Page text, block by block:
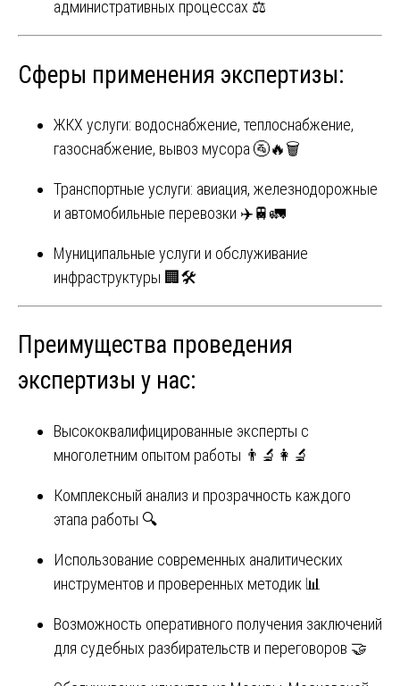
административных процессах ⚖️
Сферы применения экспертизы:
ЖКХ услуги: водоснабжение, теплоснабжение,
газоснабжение, вывоз мусора 🚰🔥🗑️
Транспортные услуги: авиация, железнодорожные
и автомобильные перевозки ✈️🚆🚛
Муниципальные услуги и обслуживание
инфраструктуры 🏢🛠️
Преимущества проведения
экспертизы у нас:
Высококвалифицированные эксперты с
многолетним опытом работы 👨‍🔬👩‍🔬
Комплексный анализ и прозрачность каждого
этапа работы 🔍
Использование современных аналитических
инструментов и проверенных методик 📊
Возможность оперативного получения заключений
для судебных разбирательств и переговоров 🤝